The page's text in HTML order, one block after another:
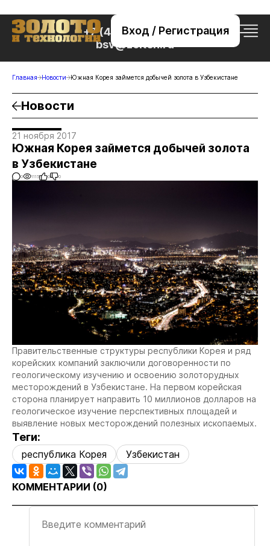
Вход / Регистрация
+7 (495) 221-76-32
bsv@zolteh.ru
Главная Новости Южная Корея займется добычей золота в Узбекистане
Новости
21 ноября 2017
Южная Корея займется добычей золота
в Узбекистане
0 1115 0 0
Правительственные структуры республики Корея и ряд
корейских компаний заключили договоренности по
геологическому изучению и освоению золоторудных
месторождений в Узбекистане. На первом корейская
сторона планирует направить 10 миллионов долларов на
геологическое изучение перспективных площадей и
выявление новых месторождений полезных ископаемых.
Теги:
республика Корея Узбекистан
КОММЕНТАРИИ (0)